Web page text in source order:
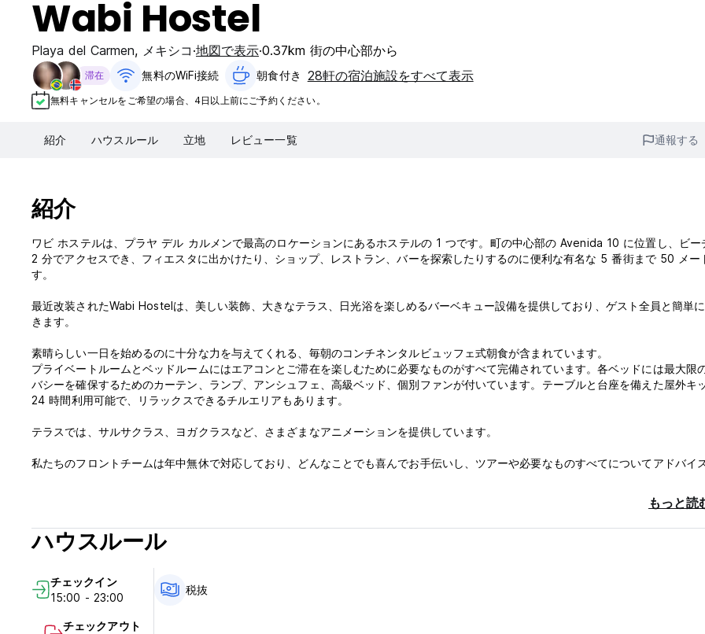
Wabi Hostel
Playa del Carmen, メキシコ 地図で表示 0.37km 街の中心部から
滞在 無料のWiFi接続 朝食付き‎ 28軒の宿泊施設をすべて表示
無料キャンセルをご希望の場合、4日以上前にご予約ください。
紹介 ハウスルール 立地 レビュー一覧 通報する
紹介
ワビ ホステルは、プラヤ デル カルメンで最高のロケーションにあるホステルの 1 つです。町の中心部の Avenida 10 に位置し、ビー
2 分でアクセスでき、フィエスタに出かけたり、ショップ、レストラン、バーを探索したりするのに便利な有名な 5 番街まで 50 メー
す。
最近改装されたWabi Hostelは、美しい装飾、大きなテラス、日光浴を楽しめるバーベキュー設備を提供しており、ゲスト全員と簡単
きます。
素晴らしい一日を始めるのに十分な力を与えてくれる、毎朝のコンチネンタルビュッフェ式朝食が含まれています。
プライベートルームとベッドルームにはエアコンとご滞在を楽しむために必要なものがすべて完備されています。各ベッドには最大限
バシーを確​​保するためのカーテン、ランプ、アンシュフェ、高級ベッド、個別ファンが付いています。テーブルと台座を備えた屋外キ
24 時間利用可能で、リラックスできるチルエリアもあります。
テラスでは、サルサクラス、ヨガクラスなど、さまざまなアニメーションを提供しています。
私たちのフロントチームは年中無休で対応しており、どんなことでも喜んでお手伝いし、ツアーや必要なものすべてについてアドバイ
もっと読
ハウスルール
チェックイン
15:00 - 23:00
チェックアウト
税抜